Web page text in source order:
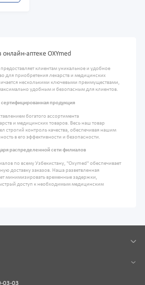
аптеке OXYmed
клиентам уникальное и удобное
для приобретения лекарств и медицинских
несколькими ключевыми преимуществами,
удобным и безопасным для клиентов.
продукция
богатого ассортимента
и медицинских товаров. Весь наш товар
строгий контроль качества, обеспечивая нашим
в его эффективности и безопасности.
распределенной сети филиалов
по всему Узбекистану, "Oxymed" обеспечивает
доставку заказов. Наша разветвленная
минимизировать временные задержки,
доступ к необходимым медицинским
03-03